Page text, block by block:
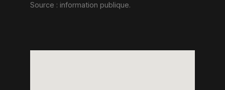
Source : information publique.